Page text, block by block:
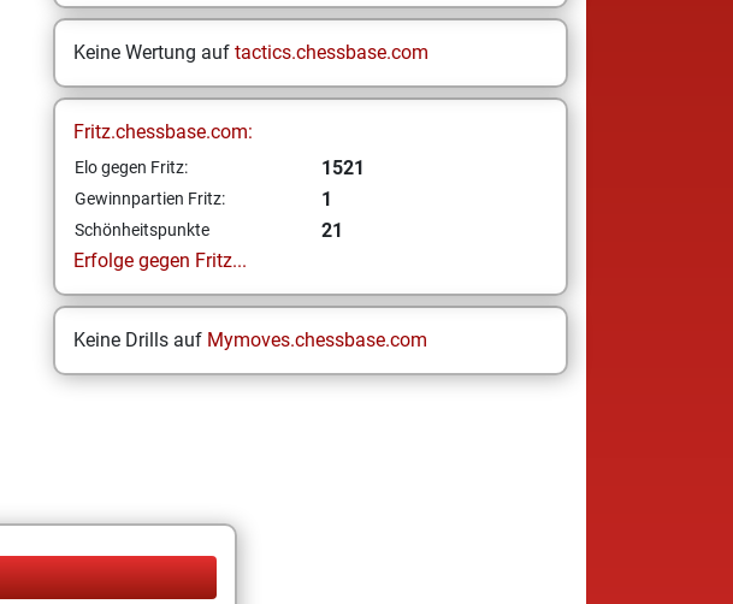
Keine Wertung auf tactics.chessbase.com
Fritz.chessbase.com:
Elo gegen Fritz: 1521
Gewinnpartien Fritz: 1
Schönheitspunkte
21
Erfolge gegen Fritz...
Keine Drills auf Mymoves.chessbase.com